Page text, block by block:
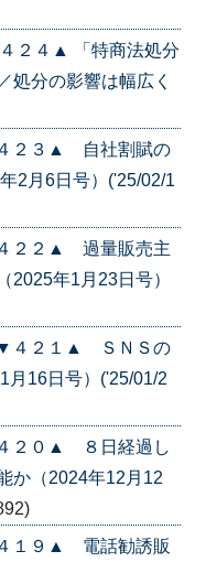
２４▲ 「特商法処分
処分の影響は幅広く
４２３▲ 自社割賦の
2月6日号）('25/02/1
４２２▲ 過量販売主
2025年1月23日号）
▼４２１▲ ＳＮＳの
月16日号）('25/01/2
２０▲ ８日経過し
か（2024年12月12
１９▲ 電話勧誘販